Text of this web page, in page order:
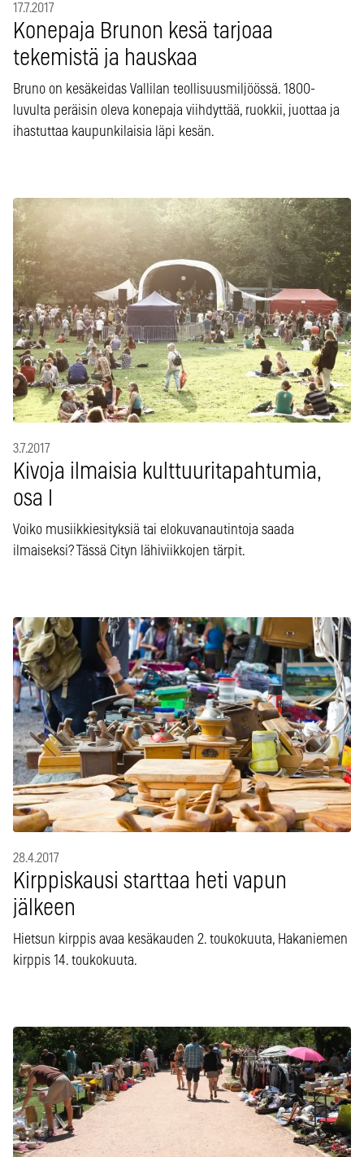
17.7.2017
Konepaja Brunon kesä tarjoaa
tekemistä ja hauskaa
Bruno on kesäkeidas Vallilan teollisuusmiljöössä. 1800-
luvulta peräisin oleva konepaja viihdyttää, ruokkii, juottaa ja
ihastuttaa kaupunkilaisia läpi kesän.
3.7.2017
Kivoja ilmaisia kulttuuritapahtumia,
osa I
Voiko musiikkiesityksiä tai elokuvanautintoja saada
ilmaiseksi? Tässä Cityn lähiviikkojen tärpit.
28.4.2017
Kirppiskausi starttaa heti vapun
jälkeen
Hietsun kirppis avaa kesäkauden 2. toukokuuta, Hakaniemen
kirppis 14. toukokuuta.